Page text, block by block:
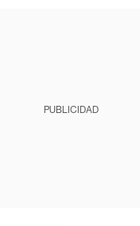
PUBLICIDAD